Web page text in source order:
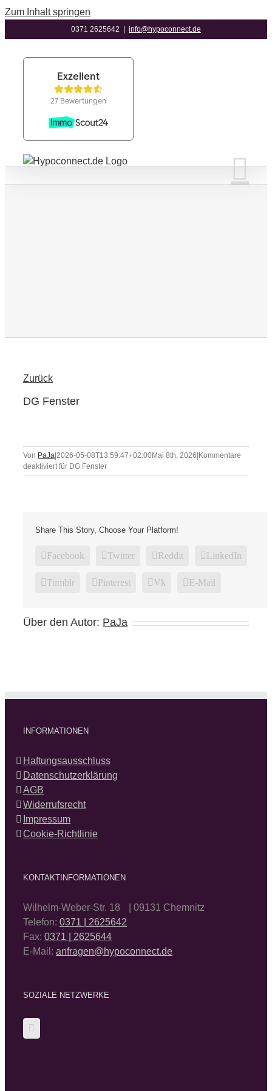
Zum Inhalt springen
0371 2625642 info@hypoconnect.de
Zurück
DG Fenster
Von PaJa 2026-05-08T13:59:47+02:00Mai 8th, 2026 Kommentare
deaktiviertfür DG Fenster
Share This Story, Choose Your Platform!
Facebook Twitter Reddit LinkedIn
Tumblr Pinterest Vk E-Mail
Über den Autor: PaJa
INFORMATIONEN
Haftungsausschluss
Datenschutzerklärung
AGB
Widerrufsrecht
Impressum
Cookie-Richtlinie
KONTAKTINFORMATIONEN
Wilhelm-Weber-Str. 18 | 09131 Chemnitz
Telefon: 0371 | 2625642
Fax: 0371 | 2625644
E-Mail: anfragen@hypoconnect.de
SOZIALE NETZWERKE